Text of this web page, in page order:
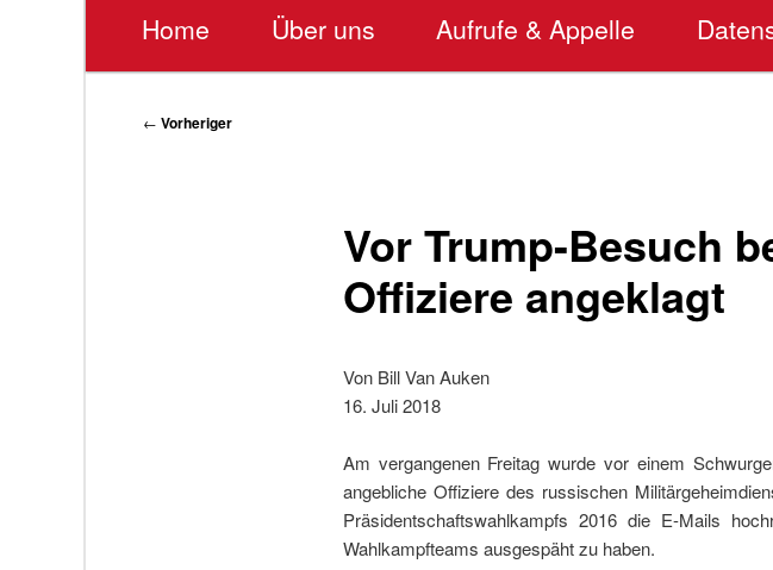
Home Über uns Aufrufe & Appelle
Beitragsnavigation
← Vorheriger
Vor Trump-Besuch
Offiziere angeklagt
Von Bill Van Auken
16. Juli 2018
Am vergangenen Freitag wurde vor einem
angebliche Offiziere des russischen
Präsidentschaftswahlkampfs 2016 die E-Mails
Wahlkampfteams ausgespäht zu haben.